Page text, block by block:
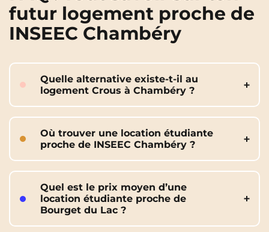
futur logement proche de
INSEEC Chambéry
Quelle alternative existe-t-il au
logement Crous à Chambéry ?
premium idéale. Elle propose des
studios et appartements avec des
services exclusifs. De plus, tu peux
pour compenser l’écart de prix.
Où trouver une location étudiante
proche de INSEEC Chambéry ?
Savoie Technolac en un clin d’œil. Notre
résidence UXCO Student te propose
des appartements modernes et « tout
Quel est le prix moyen d’une
location étudiante proche de
Bourget du Lac ?